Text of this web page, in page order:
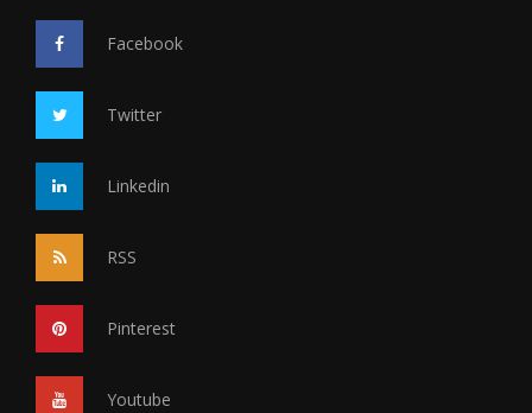
Facebook
Twitter
Linkedin
RSS
Pinterest
Youtube